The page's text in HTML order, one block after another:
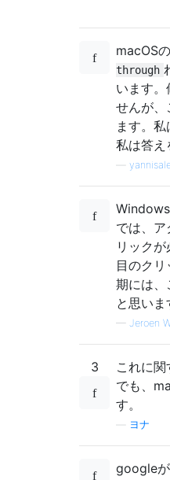
macOS
through
います。
せんが、
ます。私
私は答え
では、ア
リック
目のク
期には、
と思いま
— Jeroen
3
これに
でも、
す。
ヨナ
google